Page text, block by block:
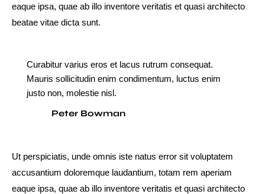
eaque ipsa, quae ab illo inventore veritatis et quasi architecto
beatae vitae dicta sunt.
Curabitur varius eros et lacus rutrum consequat.
Mauris sollicitudin enim condimentum, luctus enim
justo non, molestie nisl.
Peter Bowman
Ut perspiciatis, unde omnis iste natus error sit voluptatem
accusantium doloremque laudantium, totam rem aperiam
eaque ipsa, quae ab illo inventore veritatis et quasi architecto